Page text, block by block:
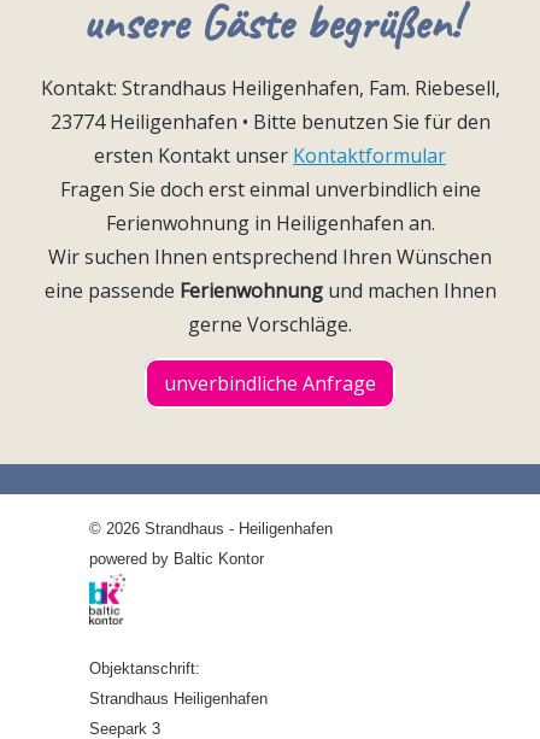
unsere Gäste begrüßen!
Kontakt: Strandhaus Heiligenhafen, Fam. Riebesell,
23774 Heiligenhafen • Bitte benutzen Sie für den
ersten Kontakt unser Kontaktformular
Fragen Sie doch erst einmal unverbindlich eine
Ferienwohnung in Heiligenhafen an.
Wir suchen Ihnen entsprechend Ihren Wünschen
eine passende Ferienwohnungund machen Ihnen
gerne Vorschläge.
unverbindliche Anfrage
© 2026 Strandhaus - Heiligenhafen
powered by Baltic Kontor
Objektanschrift:
Strandhaus Heiligenhafen
Seepark 3